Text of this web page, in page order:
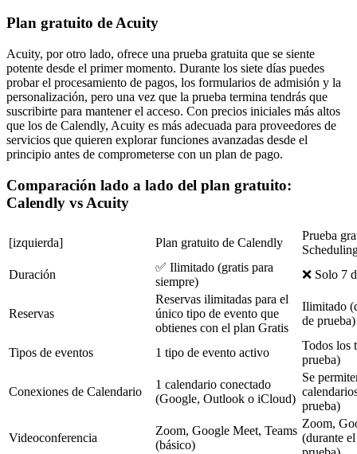
Plan gratuito de Acuity
Acuity, por otro lado, ofrece una prueba gratuita que se siente
potente desde el primer momento. Durante los siete días puedes
probar el procesamiento de pagos, los formularios de admisión y la
personalización, pero una vez que la prueba termina tendrás que
suscribirte para mantener el acceso. Con precios iniciales más altos
que los de Calendly, Acuity es más adecuada para proveedores de
servicios que quieren explorar funciones avanzadas desde el
principio antes de comprometerse con un plan de pago.
Comparación lado a lado del plan gratuito:
Calendly vs Acuity
[izquierda] Plan gratuito de Calendly
Prueba
Duración
✅ Ilimitado (gratis para
siempre)
❌ Solo 7
Reservas
Reservas ilimitadas para el
único tipo de evento que
obtienes con el plan Gratis
Ilimitado
de prueba)
Tipos de eventos 1 tipo de evento activo
Todos los
prueba)
Conexiones de Calendario
1 calendario conectado
(Google, Outlook o iCloud)
Se
prueba)
Videoconferencia
Zoom, Google Meet, Teams
(básico)
Zoom,
(durante